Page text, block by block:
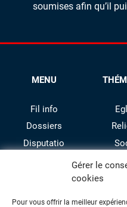
Gérer le
cookies
Pour vous offrir la meilleur
soumises afin qu’il
MENU
Fil info
Dossiers
Disputatio